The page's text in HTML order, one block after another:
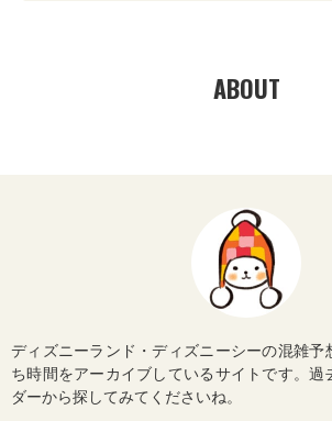
ABOUT
ディズニーランド・ディズニーシーの混雑予
ち時間をアーカイブしているサイトです。過
ダーから探してみてくださいね。